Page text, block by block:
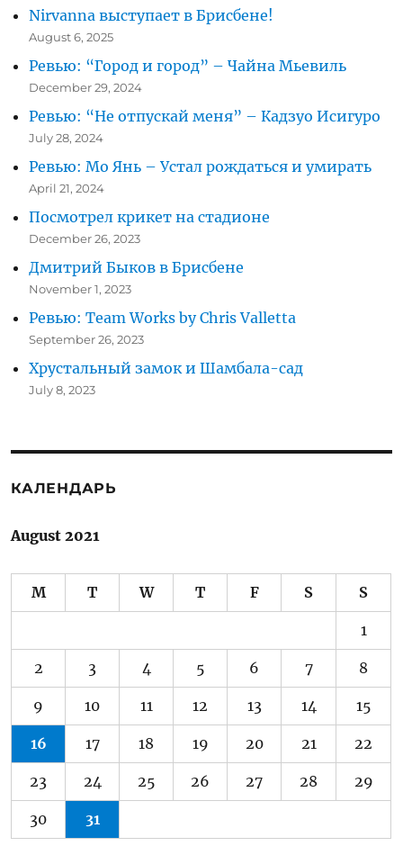
Nirvanna выступает в Брисбене!
August 6, 2025
Ревью: “Город и город” – Чайна Мьевиль
December 29, 2024
Ревью: “Не отпускай меня” – Кадзуо Исигуро
July 28, 2024
Ревью: Мо Янь – Устал рождаться и умирать
April 21, 2024
Посмотрел крикет на стадионе
December 26, 2023
Дмитрий Быков в Брисбене
November 1, 2023
Ревью: Team Works by Chris Valletta
September 26, 2023
Хрустальный замок и Шамбала-сад
July 8, 2023
КАЛЕНДАРЬ
August 2021
M T W T F S S
1
2 3 4 5 6 7 8
9 10 11 12 13 14 15
16 17 18 19 20 21 22
23 24 25 26 27 28 29
30 31